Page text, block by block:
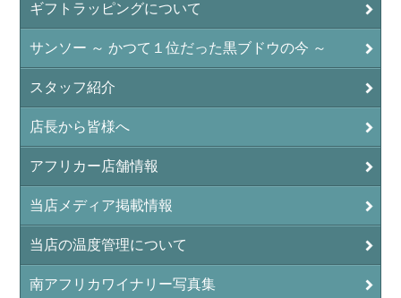
ギフトラッピングについて
サンソー ～ かつて１位だった黒ブドウの今 ～
スタッフ紹介
店長から皆様へ
アフリカー店舗情報
当店メディア掲載情報
当店の温度管理について
南アフリカワイナリー写真集